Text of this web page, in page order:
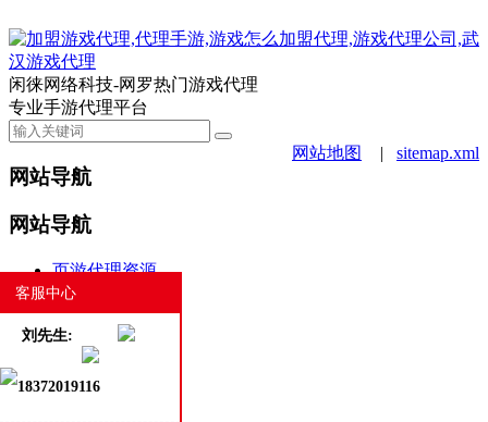
闲徕网络科技-网罗热门游戏代理
专业手游代理平台
网站地图 | sitemap.xml
网站导航
网站导航
页游代理资源
手游代理资源
合作案例
游戏动态
新闻资讯
客服中心
刘先生:
18372019116